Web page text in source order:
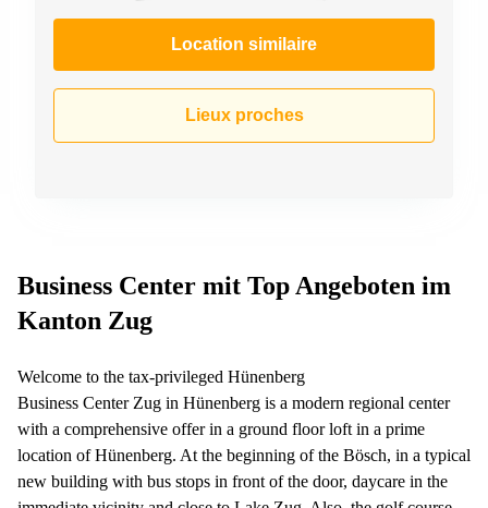
Chemin
de la
La
Pièce
1
Bahnhofstrasse
10 Zürich
Location similaire
Lieux proches
Business Center mit Top Angeboten im
Kanton Zug
Welcome to the tax-privileged Hünenberg
Business Center Zug in Hünenberg is a modern regional center
with a comprehensive offer in a ground floor loft in a prime
location of Hünenberg. At the beginning of the Bösch, in a typical
new building with bus stops in front of the door, daycare in the